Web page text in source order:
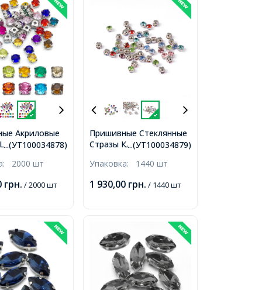
...(УТ100034878)
Акриловые
Латунь,
Отверстие 1-
2000 шт
грн. / 2000 шт
...(УТ100034879)
Пришивные Стеклянные
Стразы Класс А в Цапах
Основа Латунь,
Отверстие 1мм,
Упаковка: 1440 шт
1 930,00 грн. / 1440 шт